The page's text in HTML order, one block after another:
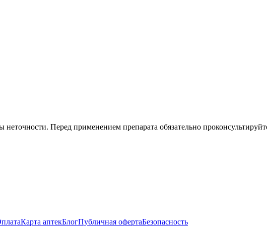
Перед применением препарата обязательно
Карта аптекБлогПубличная офертаБезопасность